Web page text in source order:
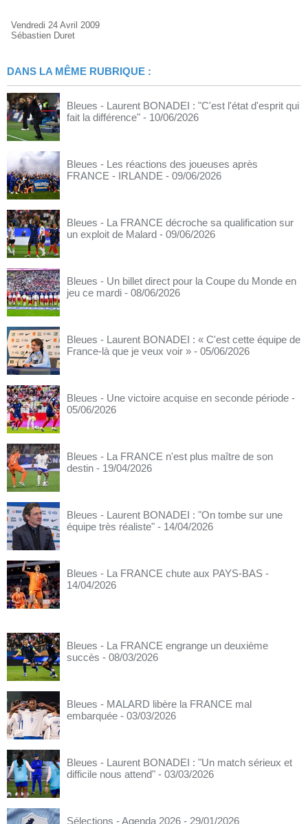
Vendredi 24 Avril 2009
Sébastien Duret
DANS LA MÊME RUBRIQUE :
Bleues - Laurent BONADEI : "C'est l'état d'esprit qui
fait la différence" - 10/06/2026
Bleues - Les réactions des joueuses après
FRANCE - IRLANDE - 09/06/2026
Bleues - La FRANCE décroche sa qualification sur
un exploit de Malard - 09/06/2026
Bleues - Un billet direct pour la Coupe du Monde en
jeu ce mardi - 08/06/2026
Bleues - Laurent BONADEI : « C'est cette équipe de
France-là que je veux voir » - 05/06/2026
Bleues - Une victoire acquise en seconde période -
05/06/2026
Bleues - La FRANCE n'est plus maître de son
destin - 19/04/2026
Bleues - Laurent BONADEI : "On tombe sur une
équipe très réaliste" - 14/04/2026
Bleues - La FRANCE chute aux PAYS-BAS -
14/04/2026
Bleues - La FRANCE engrange un deuxième
succès - 08/03/2026
Bleues - MALARD libère la FRANCE mal
embarquée - 03/03/2026
Bleues - Laurent BONADEI : "Un match sérieux et
difficile nous attend" - 03/03/2026
Sélections - Agenda 2026 - 29/01/2026